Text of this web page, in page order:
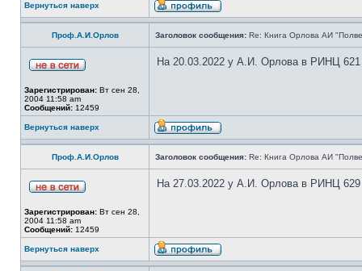
Вернуться наверх
Проф.А.И.Орлов Заголовок сообщения: Re: Книга Орлова АИ
Зарегистрирован: Вт сен 28,
2004 11:58 am
Сообщений: 12459
На 20.03.2022 у А.И. Орлова в РИНЦ 621
Вернуться наверх
Проф.А.И.Орлов Заголовок сообщения: Re: Книга Орлова АИ
Зарегистрирован: Вт сен 28,
2004 11:58 am
Сообщений: 12459
На 27.03.2022 у А.И. Орлова в РИНЦ 629
Вернуться наверх